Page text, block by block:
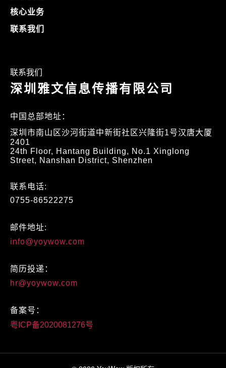
核心业务
联系我们
联系我们
深圳雅文信息传播有限公司
中国总部地址：
深圳市南山区沙河街道中新街社区兴隆街1号汉唐大厦
2401
24th Floor, Hantang Building, No.1 Xinglong
Street, Nanshan District, Shenzhen
联系电话:
0755-86522275
邮件地址:
info@yoywow.com
简历投递：
hr@yoywow.com
备案号：
粤ICP备2020081276号